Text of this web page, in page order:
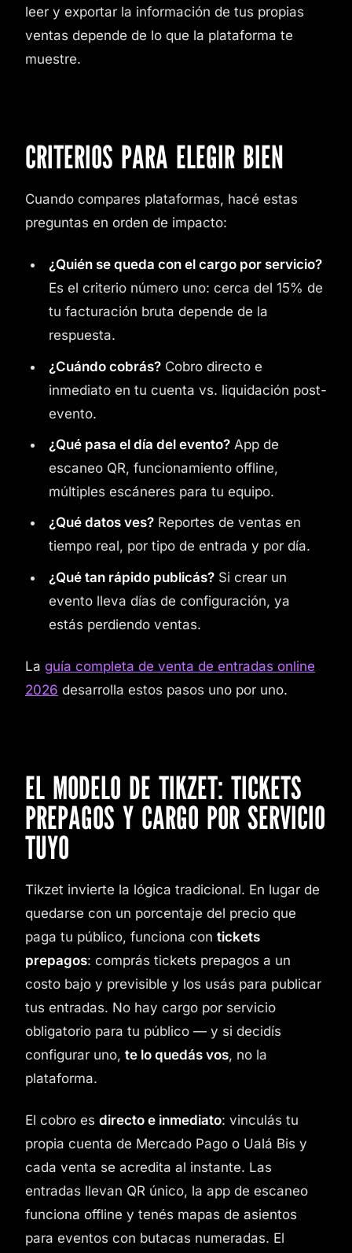
leer y exportar la información de tus propias
ventas depende de lo que la plataforma te
muestre.
CRITERIOS PARA ELEGIR BIEN
Cuando compares plataformas, hacé estas
preguntas en orden de impacto:
¿Quién se queda con el cargo por servicio?
Es el criterio número uno: cerca del 15% de
tu facturación bruta depende de la
respuesta.
¿Cuándo cobrás?Cobro directo e
inmediato en tu cuenta vs. liquidación post-
evento.
¿Qué pasa el día del evento?App de
escaneo QR, funcionamiento offline,
múltiples escáneres para tu equipo.
¿Qué datos ves?Reportes de ventas en
tiempo real, por tipo de entrada y por día.
¿Qué tan rápido publicás?Si crear un
evento lleva días de configuración, ya
estás perdiendo ventas.
La guía completa de venta de entradas online
2026 desarrolla estos pasos uno por uno.
EL MODELO DE TIKZET: TICKETS
PREPAGOS Y CARGO POR SERVICIO
TUYO
Tikzet invierte la lógica tradicional. En lugar de
quedarse con un porcentaje del precio que
paga tu público, funciona con tickets
prepagos: comprás tickets prepagos a un
costo bajo y previsible y los usás para publicar
tus entradas. No hay cargo por servicio
obligatorio para tu público — y si decidís
configurar uno, te lo quedás vos, no la
plataforma.
El cobro es directo e inmediato: vinculás tu
propia cuenta de Mercado Pago o Ualá Bis y
cada venta se acredita al instante. Las
entradas llevan QR único, la app de escaneo
funciona offline y tenés mapas de asientos
para eventos con butacas numeradas. El